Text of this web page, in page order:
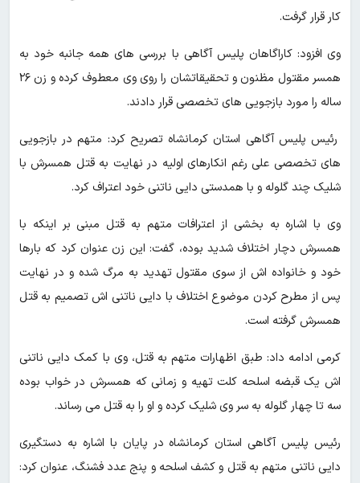
کار قرار گرفت.
وی افزود: کاراگاهان پلیس آگاهی با بررسی های همه جانبه خود به
همسر مقتول مظنون و تحقیقاتشان را روی وی معطوف کرده و زن ۲۶
ساله را مورد بازجویی های تخصصی قرار دادند.
رئیس پلیس آگاهی استان کرمانشاه تصریح کرد: متهم در بازجویی
های تخصصی علی رغم انکارهای اولیه در نهایت به قتل همسرش با
شلیک چند گلوله و با همدستی دایی ناتنی خود اعتراف کرد.
وی با اشاره به بخشی از اعترافات متهم به قتل مبنی بر اینکه با
همسرش دچار اختلاف شدید بوده، گفت: این زن عنوان کرد که بارها
خود و خانواده اش از سوی مقتول تهدید به مرگ شده و در نهایت
پس از مطرح کردن موضوع اختلاف با دایی ناتنی اش تصمیم به قتل
همسرش گرفته است.
کرمی ادامه داد: طبق اظهارات متهم به قتل، وی با کمک دایی ناتنی
اش یک قبضه اسلحه کلت تهیه و زمانی که همسرش در خواب بوده
سه تا چهار گلوله به سر وی شلیک کرده و او را به قتل می رساند.
رئیس پلیس آگاهی استان کرمانشاه در پایان با اشاره به دستگیری
دایی ناتنی متهم به قتل و کشف اسلحه و پنج عدد فشنگ، عنوان کرد: